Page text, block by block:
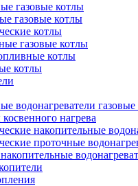
газовые котлы
газовые котлы
котлы
газовые котлы
котлы
котлы
водонагреватели
нагрева
накопительные
проточные